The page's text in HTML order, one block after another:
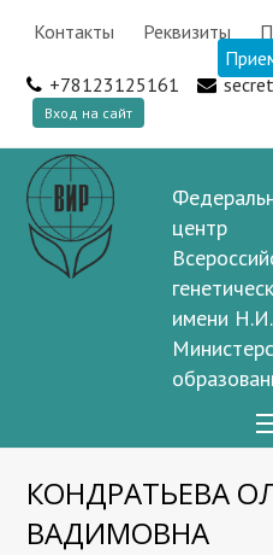
Контакты Реквизиты
+78123125161
Вход на сайт
центр
имени
КОНДРАТЬЕВА
ВАДИМОВНА